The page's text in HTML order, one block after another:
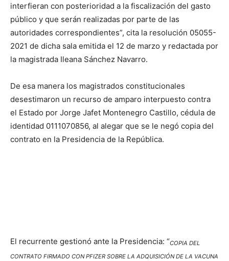
interfieran con posterioridad a la fiscalización del gasto
público y que serán realizadas por parte de las
autoridades correspondientes”, cita la resolución 05055-
2021 de dicha sala emitida el 12 de marzo y redactada por
la magistrada Ileana Sánchez Navarro.
De esa manera los magistrados constitucionales
desestimaron un recurso de amparo interpuesto contra
el Estado por Jorge Jafet Montenegro Castillo, cédula de
identidad 0111070856, al alegar que se le negó copia del
contrato en la Presidencia de la República.
El recurrente gestionó ante la Presidencia: “COPIA DEL
CONTRATO FIRMADO CON PFIZER SOBRE LA ADQUISICIÓN DE LA VACUNA